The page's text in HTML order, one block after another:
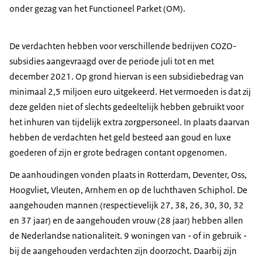
onder gezag van het Functioneel Parket (OM).
De verdachten hebben voor verschillende bedrijven COZO-
subsidies aangevraagd over de periode juli tot en met
december 2021. Op grond hiervan is een subsidiebedrag van
minimaal 2,5 miljoen euro uitgekeerd. Het vermoeden is dat zij
deze gelden niet of slechts gedeeltelijk hebben gebruikt voor
het inhuren van tijdelijk extra zorgpersoneel. In plaats daarvan
hebben de verdachten het geld besteed aan goud en luxe
goederen of zijn er grote bedragen contant opgenomen.
De aanhoudingen vonden plaats in Rotterdam, Deventer, Oss,
Hoogvliet, Vleuten, Arnhem en op de luchthaven Schiphol. De
aangehouden mannen (respectievelijk 27, 38, 26, 30, 30, 32
en 37 jaar) en de aangehouden vrouw (28 jaar) hebben allen
de Nederlandse nationaliteit. 9 woningen van - of in gebruik -
bij de aangehouden verdachten zijn doorzocht. Daarbij zijn